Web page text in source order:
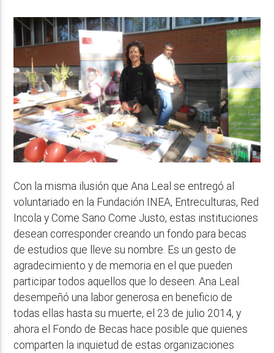
Con la misma ilusión que Ana Leal se entregó al
voluntariado en la Fundación INEA, Entreculturas, Red
Incola y Come Sano Come Justo, estas instituciones
desean corresponder creando un fondo para becas
de estudios que lleve su nombre. Es un gesto de
agradecimiento y de memoria en el que pueden
participar todos aquellos que lo deseen. Ana Leal
desempeñó una labor generosa en beneficio de
todas ellas hasta su muerte, el 23 de julio 2014, y
ahora el Fondo de Becas hace posible que quienes
comparten la inquietud de estas organizaciones